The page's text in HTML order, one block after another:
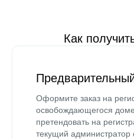
Как
Оформите заказ на
освобождающегося
претендовать на
текущий администратор